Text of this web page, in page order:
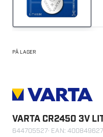
PÅ LAGER
VARTA CR2450 3V
644705527· EAN: